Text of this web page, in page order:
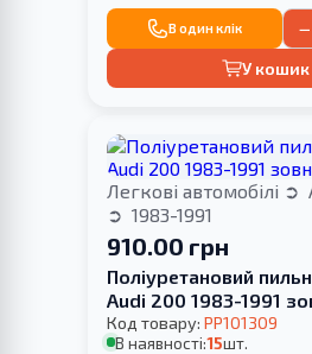
В один клік −
У кошик
Легкові автомобілі
1983-1991
910.00 грн
Поліуретановий
Audi 200 1983-1991
Код товару: PP101309
В наявності:15шт.